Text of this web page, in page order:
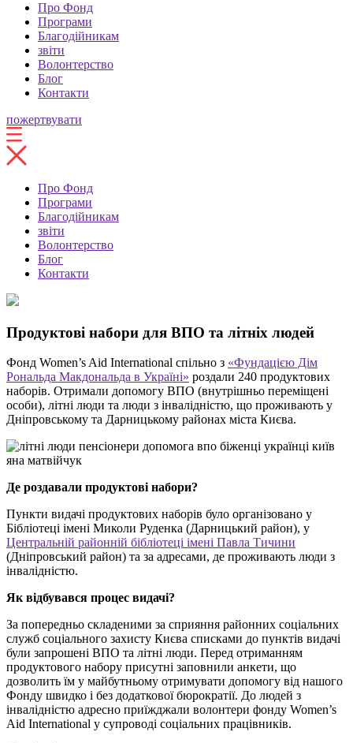
Про Фонд
Програми
Благодійникам
звіти
Волонтерство
Блог
Контакти
пожертвувати
Про Фонд
Програми
Благодійникам
звіти
Волонтерство
Блог
Контакти
Продуктові набори для ВПО та літніх людей
Фонд Women’s Aid International спільно з «Фундацією Дім
Рональда Макдональда в Україні» роздали 240 продуктових
наборів. Отримали допомогу ВПО (внутрішньо переміщені
особи), літні люди та люди з інвалідністю, що проживають у
Дніпровському та Дарницькому районах міста Києва.
Де роздавали продуктові набори?
Пункти видачі продуктових наборів було організовано у
Бібліотеці імені Миколи Руденка (Дарницький район), у
Центральній районній бібліотеці імені Павла Тичини
(Дніпровський район) та за адресами, де проживають люди з
інвалідністю.
Як відбувався процес видачі?
За попередньо складеними за сприяння районних соціальних
служб соціального захисту Києва списками до пунктів видачі
були запрошені ВПО та літні люди. Перед отриманням
продуктового набору присутні заповнили анкети, що
дозволить їм у майбутньому отримувати допомогу від нашого
Фонду швидко і без додаткової бюрократії. До людей з
інвалідністю адресно приїжджали волонтери фонду Women’s
Aid International у супроводі соціальних працівників.